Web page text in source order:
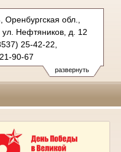
развернуть
Оренбургская обл.,
ул. Нефтяников, д. 12
25-42-22,
90-67